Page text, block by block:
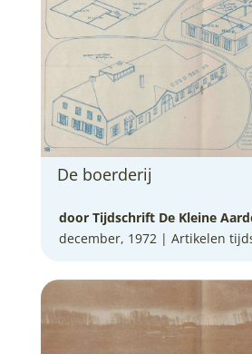
De boerderij
door Tijdschrift De Kleine
december, 1972 | Artikelen